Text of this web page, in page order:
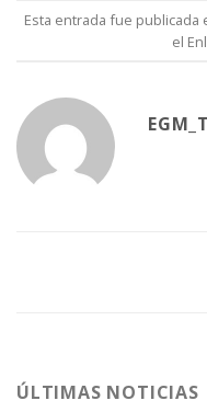
Esta entrada fue publicada
el
ÚLTIMAS NOTICIAS